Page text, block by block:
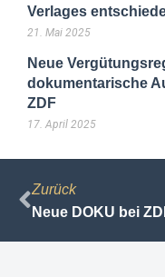
Verlages
21. Mai 2025
Neue
dokumentarische
ZDF
17. April 2025
Zurück